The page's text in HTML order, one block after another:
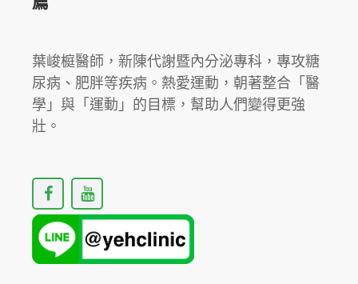
葉峻榳醫師，新陳代謝暨內分泌專科，專攻糖
尿病、肥胖等疾病。熱愛運動，朝著整合「醫
學」與「運動」的目標，幫助人們變得更強
壯。
F
a
c
e
b
o
Y
o
u
t
u
b